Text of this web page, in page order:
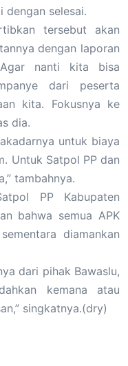
dengan selesai.
tersebut akan
dengan laporan
Agar nanti kita bisa
dari peserta
kita. Fokusnya ke
dia.
untuk biaya
Untuk Satpol PP dan
tambahnya.
PP Kabupaten
bahwa semua APK
diamankan
dari pihak Bawaslu,
kemana atau
singkatnya.(dry)